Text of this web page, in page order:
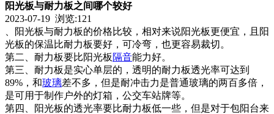
阳光板与耐力板之间哪个较好
2023-07-19 浏览:121
、阳光板与耐力板的价格比较，相对来说阳光板更便宜，且阳
光板的保温比耐力板要好，可冷弯，也更容易裁切。
第二、耐力板要比阳光板 隔音能力好。
第三、耐力板是实心单层的，透明的耐力板透光率可达到
89%，和玻璃差不多，但是耐冲击力是普通玻璃的两百多倍，
是可用于制作户外的灯箱，公交车站牌等。
第四、阳光板的透光率要比耐力板低一些，但是对于包阳台来